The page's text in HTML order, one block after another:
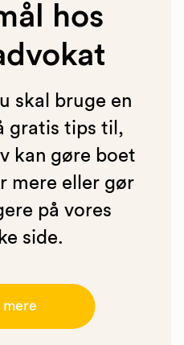
hos
skal bruge en
gratis tips til,
kan gøre boet
mere eller gør
på vores
side.